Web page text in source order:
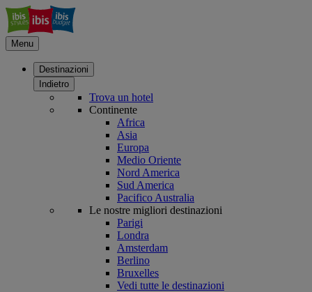
Menu
Destinazioni
Indietro
Trova un hotel
Continente
Africa
Asia
Europa
Medio Oriente
Nord America
Sud America
Pacifico Australia
Le nostre migliori destinazioni
Parigi
Londra
Amsterdam
Berlino
Bruxelles
Vedi tutte le destinazioni